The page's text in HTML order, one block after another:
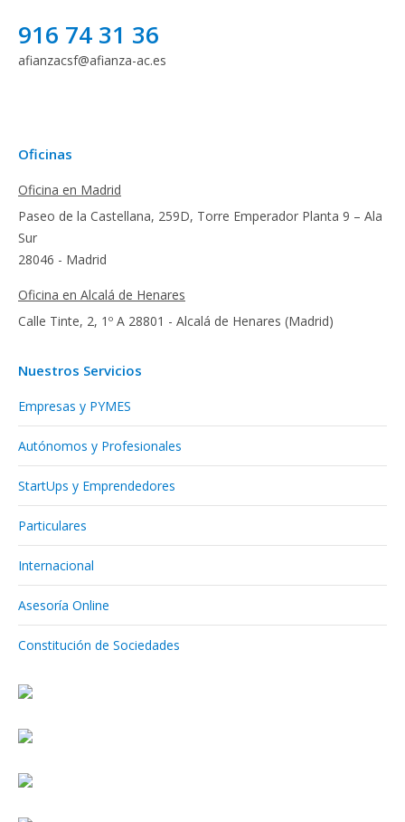
916 74 31 36
afianzacsf@afianza-ac.es
Oficinas
Oficina en Madrid
Paseo de la Castellana, 259D, Torre Emperador Planta 9 – Ala
Sur
28046 - Madrid
Oficina en Alcalá de Henares
Calle Tinte, 2, 1º A 28801 - Alcalá de Henares (Madrid)
Nuestros Servicios
Empresas y PYMES
Autónomos y Profesionales
StartUps y Emprendedores
Particulares
Internacional
Asesoría Online
Constitución de Sociedades